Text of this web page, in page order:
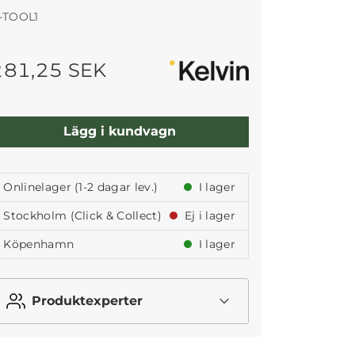
SEK
Lägg i kundvagn
Onlinelager (1-2 dagar lev.)
I lager
Stockholm (Click & Collect)
Ej i lager
Köpenhamn
I lager
Produktexperter